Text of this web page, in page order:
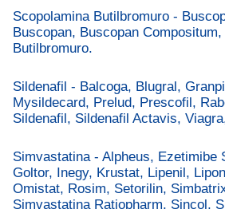
Scopolamina Butilbromuro -
Buscopan, Buscopan
Butilbromuro.
Sildenafil - Balcoga, Blugral,
Mysildecard, Prelud, Prescofil,
Sildenafil, Sildenafil Actavis,
Simvastatina - Alpheus, Ezetimibe
Goltor, Inegy, Krustat, Lipenil,
Omistat, Rosim, Setorilin,
Simvastatina Ratiopharm, Sincol,